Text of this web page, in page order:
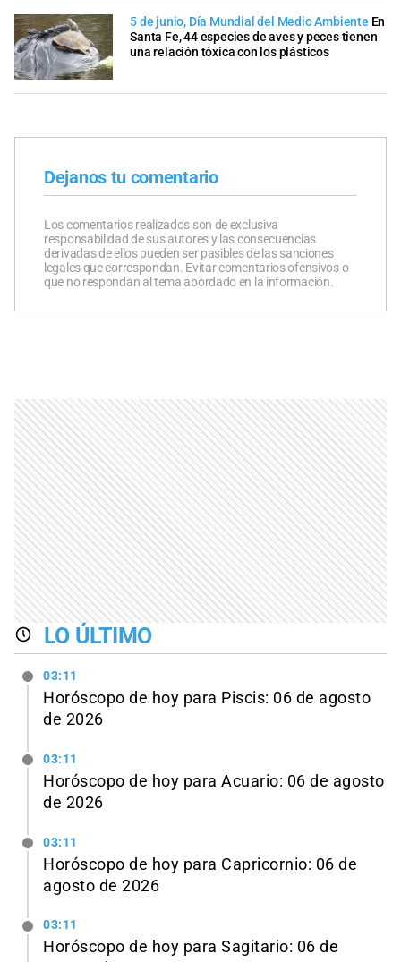
5 de junio, Día Mundial del Medio Ambiente En
Santa Fe, 44 especies de aves y peces tienen
una relación tóxica con los plásticos
Dejanos tu comentario
Los comentarios realizados son de exclusiva
responsabilidad de sus autores y las consecuencias
derivadas de ellos pueden ser pasibles de las sanciones
legales que correspondan. Evitar comentarios ofensivos o
que no respondan al tema abordado en la información.
LO ÚLTIMO
03:11
Horóscopo de hoy para Piscis: 06 de agosto
de 2026
03:11
Horóscopo de hoy para Acuario: 06 de agosto
de 2026
03:11
Horóscopo de hoy para Capricornio: 06 de
agosto de 2026
03:11
Horóscopo de hoy para Sagitario: 06 de